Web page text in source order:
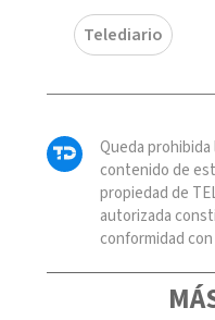
Telediario
Queda
contenido de
propiedad de
autorizada
conformidad